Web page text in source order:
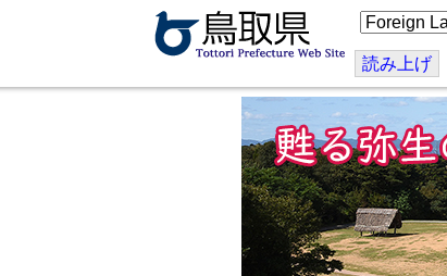
こ
の
ジ
を
翻
訳
す
る
読み上げ